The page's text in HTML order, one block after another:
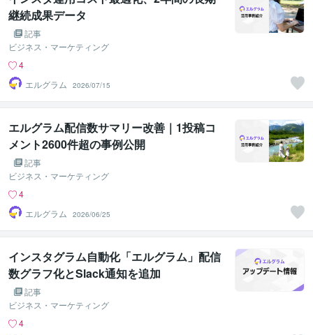
継続成果データ
記事
ビジネス・マーケティング
4
エルグラム
2026/07/15
エルグラム配信数サマリー改善｜1投稿コ
メント2600件超の事例公開
記事
ビジネス・マーケティング
4
エルグラム
2026/06/25
インスタグラム自動化「エルグラム」配信
数グラフ化とSlack通知を追加
記事
ビジネス・マーケティング
4